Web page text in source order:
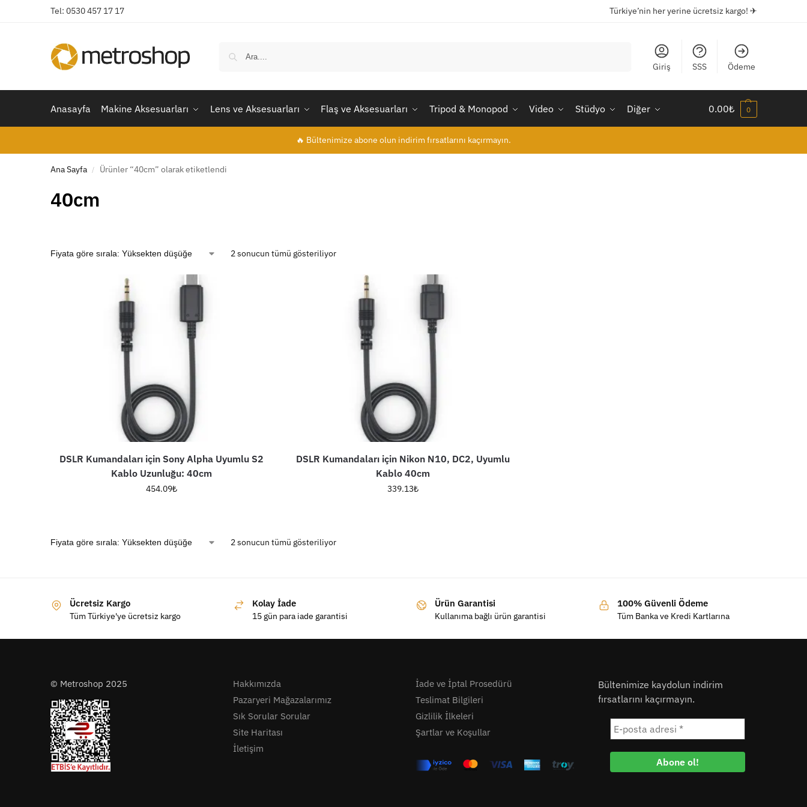
Tel: 0530 457 17 17 Türkiye’nin her yerine ücretsiz kargo! ✈
Giriş SSS Ödeme
Anasayfa Makine Aksesuarları Lens ve Aksesuarları Flaş ve Aksesuarları Tripod & Monopod Video Stüdyo Diğer 0.00₺ 0
🔥 Bültenimize abone olun indirim fırsatlarını kaçırmayın.
Ana Sayfa / Ürünler “40cm” olarak etiketlendi
40cm
2 sonucun tümü gösteriliyor
DSLR Kumandaları için Sony Alpha Uyumlu S2
Kablo Uzunluğu: 40cm
454.09₺
DSLR Kumandaları için Nikon N10, DC2, Uyumlu
Kablo 40cm
339.13₺
2 sonucun tümü gösteriliyor
Ücretsiz Kargo
Tüm Türkiye'ye ücretsiz kargo
Kolay İade
15 gün para iade garantisi
Ürün Garantisi
Kullanıma bağlı ürün garantisi
100% Güvenli Ödeme
Tüm Banka ve Kredi Kartlarına
© Metroshop 2025
Hakkımızda
Pazaryeri Mağazalarımız
Sık Sorular Sorular
Site Haritası
İletişim
İade ve İptal Prosedürü
Teslimat Bilgileri
Gizlilik İlkeleri
Şartlar ve Koşullar
Bültenimize kaydolun indirim
fırsatlarını kaçırmayın.